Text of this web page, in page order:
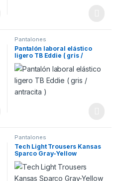
Pantalones
Pantalón laboral elástico
ligero TB Eddie ( gris /
antracita )
Pantalones
Tech Light Trousers Kansas
Sparco Gray-Yellow